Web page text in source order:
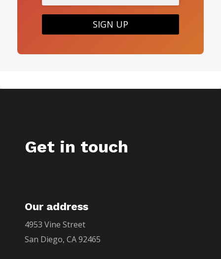
SIGN UP
Get in touch
Our address
4953 Vine Street
San Diego, CA 92465